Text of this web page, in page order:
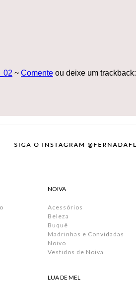
~ Comente ou deixe um trackback:
NOIVA
Acessórios
Beleza
Buquê
Madrinhas e Convidadas
Noivo
Vestidos de Noiva
LUA DE MEL